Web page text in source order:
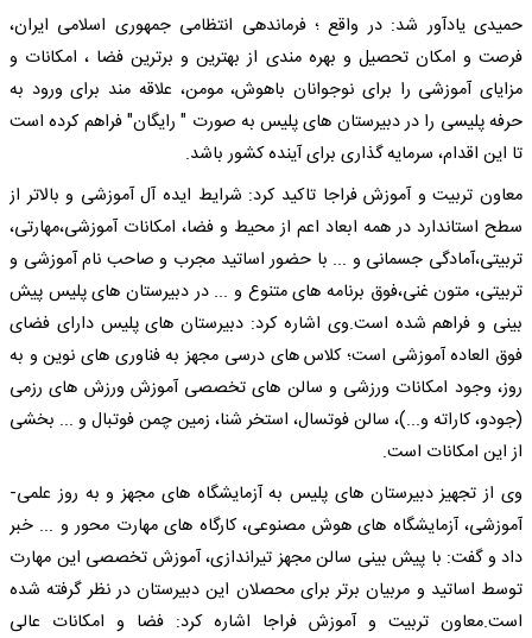
حمیدی یادآور شد: در واقع ؛ فرماندهی انتظامی جمهوری اسلامی ایران،
فرصت و امکان تحصیل و بهره مندی از بهترین و برترین فضا ، امکانات و
مزایای آموزشی را برای نوجوانان باهوش، مومن، علاقه مند برای ورود به
حرفه پلیسی را در دبیرستان های پلیس به صورت " رایگان" فراهم کرده است
تا این اقدام، سرمایه گذاری برای آینده کشور باشد.
معاون تربیت و آموزش فراجا تاکید کرد: شرایط ایده آل آموزشی و بالاتر از
سطح استاندارد در همه ابعاد اعم از محیط و فضا، امکانات آموزشی،مهارتی،
تربیتی،آمادگی جسمانی و ... با حضور اساتید مجرب و صاحب نام آموزشی و
تربیتی، متون غنی،فوق برنامه های متنوع و ... در دبیرستان های پلیس پیش
بینی و فراهم شده است.وی اشاره کرد: دبیرستان های پلیس دارای فضای
فوق العاده آموزشی است؛ کلاس های درسی مجهز به فناوری های نوین و به
روز، وجود امکانات ورزشی و سالن های تخصصی آموزش ورزش های رزمی
(جودو، کاراته و...)، سالن فوتسال، استخر شنا، زمین چمن فوتبال و ... بخشی
از این امکانات است.
وی از تجهیز دبیرستان های پلیس به آزمایشگاه های مجهز و به روز علمی-
آموزشی، آزمایشگاه های هوش مصنوعی، کارگاه های مهارت محور و ... خبر
داد و گفت: با پیش بینی سالن مجهز تیراندازی، آموزش تخصصی این مهارت
توسط اساتید و مربیان برتر برای محصلان این دبیرستان در نظر گرفته شده
است.معاون تربیت و آموزش فراجا اشاره کرد: فضا و امکانات عالی